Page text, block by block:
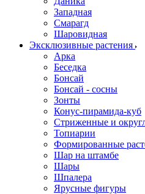
Западная
Смарагд
Шаровидная
Эксклюзивные растения
Арка
Беседка
Бонсай
Бонсай - сосны
Зонты
Конус-пирамида-куб
Стриженные и
Топиарии
Формированные
Шар на штамбе
Шары
Шпалера
Ярусные фигуры